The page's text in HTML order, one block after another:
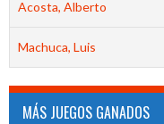
Acosta, Alberto
Machuca, Luis
MÁS JUEGOS GANADOS